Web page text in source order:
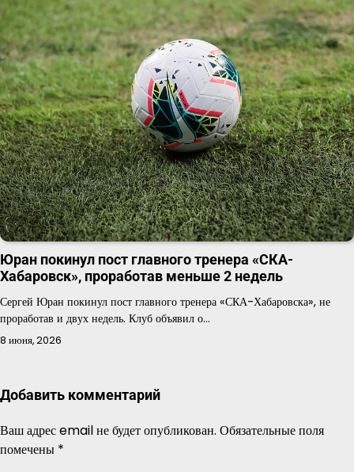
Юран покинул пост главного тренера «СКА-
Хабаровск», проработав меньше 2 недель
Сергей Юран покинул пост главного тренера «СКА-Хабаровска», не
проработав и двух недель. Клуб объявил о…
8 июня, 2026
Добавить комментарий
Ваш адрес email не будет опубликован. Обязательные поля
помечены *